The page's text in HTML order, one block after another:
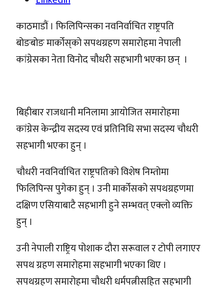
काठमाडौं । फिलिपिन्सका नवनिर्वाचित राष्ट्रपति
बोङबोङ मार्कोस‍्को सपथग्रहण समारोहमा नेपाली
कांग्रेसका नेता विनोद चौधरी सहभागी भएका छन् ।
बिहीबार राजधानी मनिलामा आयोजित समारोहमा
कांग्रेस केन्द्रीय सदस्य एवं प्रतिनिधि सभा सदस्य चौधरी
सहभागी भएका हुन् ।
चौधरी नवनिर्वाचित राष्ट्रपतिको विशेष निम्तोमा
फिलिपिन्स पुगेका हुन् । उनी मार्कोसको सपथग्रहणमा
दक्षिण एसियाबाटै सहभागी हुने सम्भवत् एक्लो व्यक्ति
हुन् ।
उनी नेपाली राष्ट्रिय पोशाक दौरा सरूवाल र टोपी लगाएर
सपथ ग्रहण समारोहमा सहभागी भएका थिए ।
सपथग्रहण समारोहमा चौधरी धर्मपत्नीसहित सहभागी